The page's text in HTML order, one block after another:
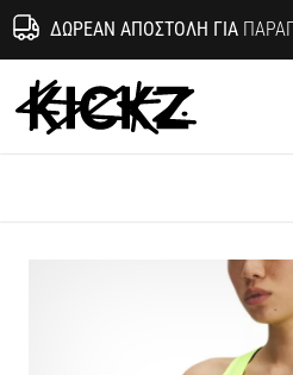
ΔΩΡΕΆΝ ΑΠΟΣΤΟΛΉ ΓΙΑ
KICKZ.gr